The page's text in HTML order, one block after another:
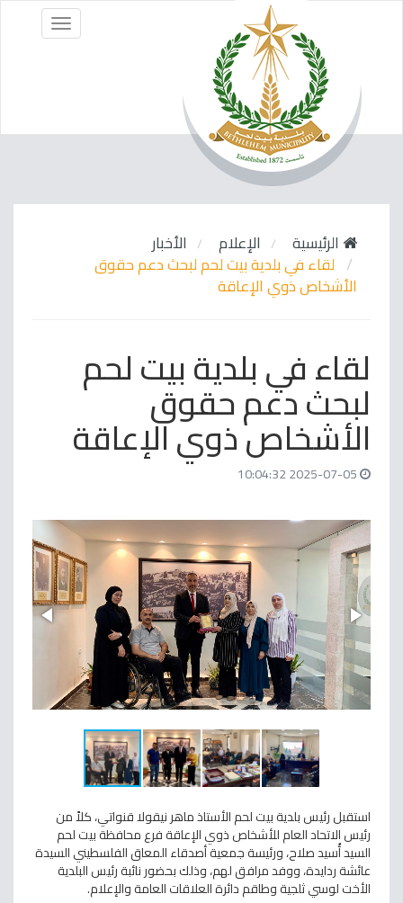
Menu
الرئيسية الإعلام الأخبار
لقاء في بلدية بيت لحم لبحث دعم حقوق
الأشخاص ذوي الإعاقة
لقاء في بلدية بيت لحم
لبحث دعم حقوق
الأشخاص ذوي الإعاقة
2025-07-05 10:04:32
استقبل رئيس بلدية بيت لحم الأستاذ ماهر نيقولا قنواتي، كلاً من
رئيس الاتحاد العام للأشخاص ذوي الإعاقة فرع محافظة بيت لحم
السيد أُسيد صلاح، ورئيسة جمعية أصدقاء المعاق الفلسطيني السيدة
عائشة ردايدة، ووفد مرافق لهم، وذلك بحضور نائبة رئيس البلدية
الأخت لوسي ثلجية وطاقم دائرة العلاقات العامة والإعلام.